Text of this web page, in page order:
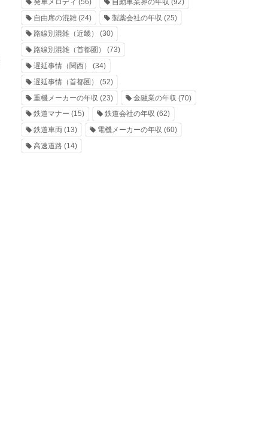
発車メロディ (56) 自動車業界の年収 (92)
自由席の混雑 (24) 製薬会社の年収 (25)
路線別混雑（近畿）
(30)
路線別混雑（首都圏）
(73)
遅延事情（関西）
(34)
遅延事情（首都圏）
(52)
重機メーカーの年収 (23) 金融業の年収 (70)
鉄道マナー (15) 鉄道会社の年収 (62)
鉄道車両 (13) 電機メーカーの年収 (60)
高速道路 (14)